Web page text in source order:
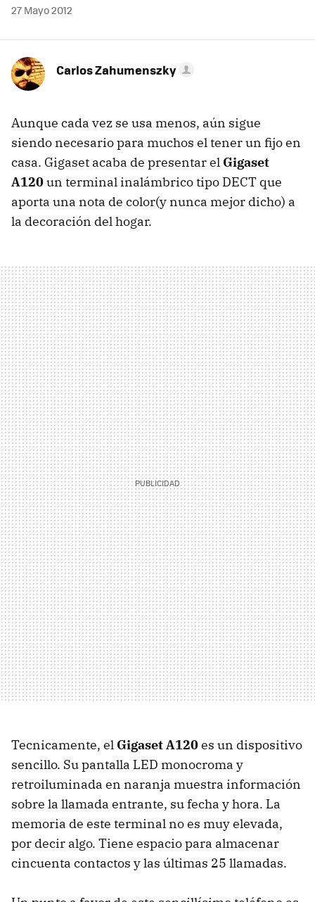
27 Mayo 2012
Carlos Zahumenszky
Aunque cada vez se usa menos, aún sigue
siendo necesario para muchos el tener un fijo en
casa. Gigaset acaba de presentar el Gigaset
A120un terminal inalámbrico tipo DECT que
aporta una nota de color(y nunca mejor dicho) a
la decoración del hogar.
Tecnicamente, el Gigaset A120es un dispositivo
sencillo. Su pantalla LED monocroma y
retroiluminada en naranja muestra información
sobre la llamada entrante, su fecha y hora. La
memoria de este terminal no es muy elevada,
por decir algo. Tiene espacio para almacenar
cincuenta contactos y las últimas 25 llamadas.